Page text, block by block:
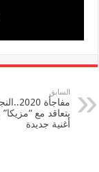
السابق
يتعاقد مع
أغنية جديدة